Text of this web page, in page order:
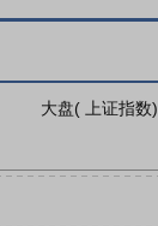
大盘( 上证指数)